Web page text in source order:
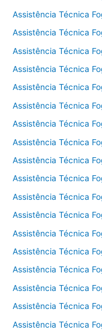
Assistência Técnica
Assistência Técnica
Assistência Técnica
Assistência Técnica
Assistência Técnica
Assistência Técnica
Assistência Técnica
Assistência Técnica
Assistência Técnica
Assistência Técnica
Assistência Técnica
Assistência Técnica
Assistência Técnica
Assistência Técnica
Assistência Técnica
Assistência Técnica
Assistência Técnica
Assistência Técnica